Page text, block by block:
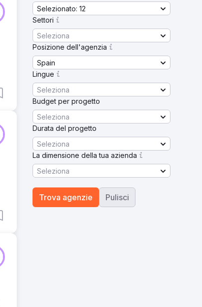
Selezionato: 12
Settori
Seleziona
Posizione dell'agenzia
Spain
Lingue
Seleziona
Budget per progetto
Seleziona
Durata del progetto
Seleziona
La dimensione della tua azienda
Seleziona
Trova agenzie Pulisci